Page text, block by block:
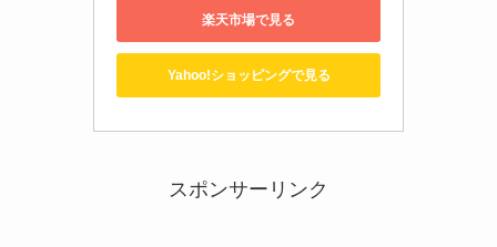
楽天市場で見る
Yahoo!ショッピングで見る
スポンサーリンク